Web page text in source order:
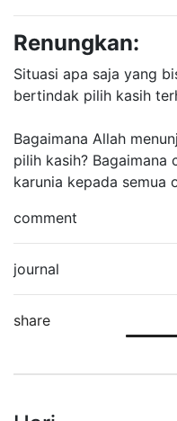
Renungkan:
Situasi apa saja yang
bertindak pilih kasih
Bagaimana Allah
pilih kasih? Bagaimana
karunia kepada semua
comment
journal
share